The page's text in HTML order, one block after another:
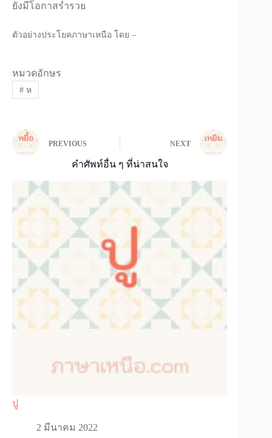
ยังมีโอกาสร่ำรวย
ตัวอย่างประโยคภาษาเหนือ โดย –
หมวดอักษร
#ห
PREVIOUS NEXT
คำศัพท์อื่น ๆ ที่น่าสนใจ
ปู
2 มีนาคม 2022